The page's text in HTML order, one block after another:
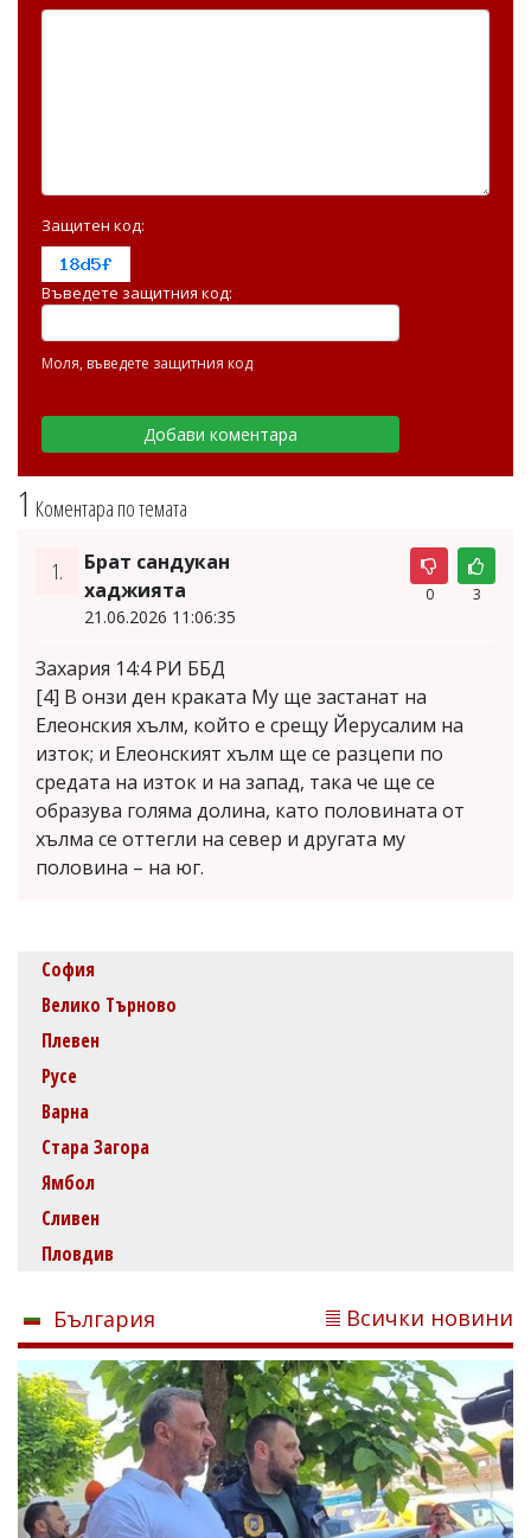
1 Коментара по темата
1.
Брат сандукан
хаджията
21.06.2026 11:06:35
0 3
Захария 14:4 РИ ББД
[4] В онзи ден краката Му ще застанат на
Елеонския хълм, който е срещу Йерусалим на
изток; и Елеонският хълм ще се разцепи по
средата на изток и на запад, така че ще се
образува голяма долина, като половината от
хълма се оттегли на север и другата му
половина – на юг.
Защитен код:
Въведете защитния код:
Моля, въведете защитния код
София
Велико Търново
Плевен
Русе
Варна
Стара Загора
Ямбол
Сливен
Пловдив
България Всички новини